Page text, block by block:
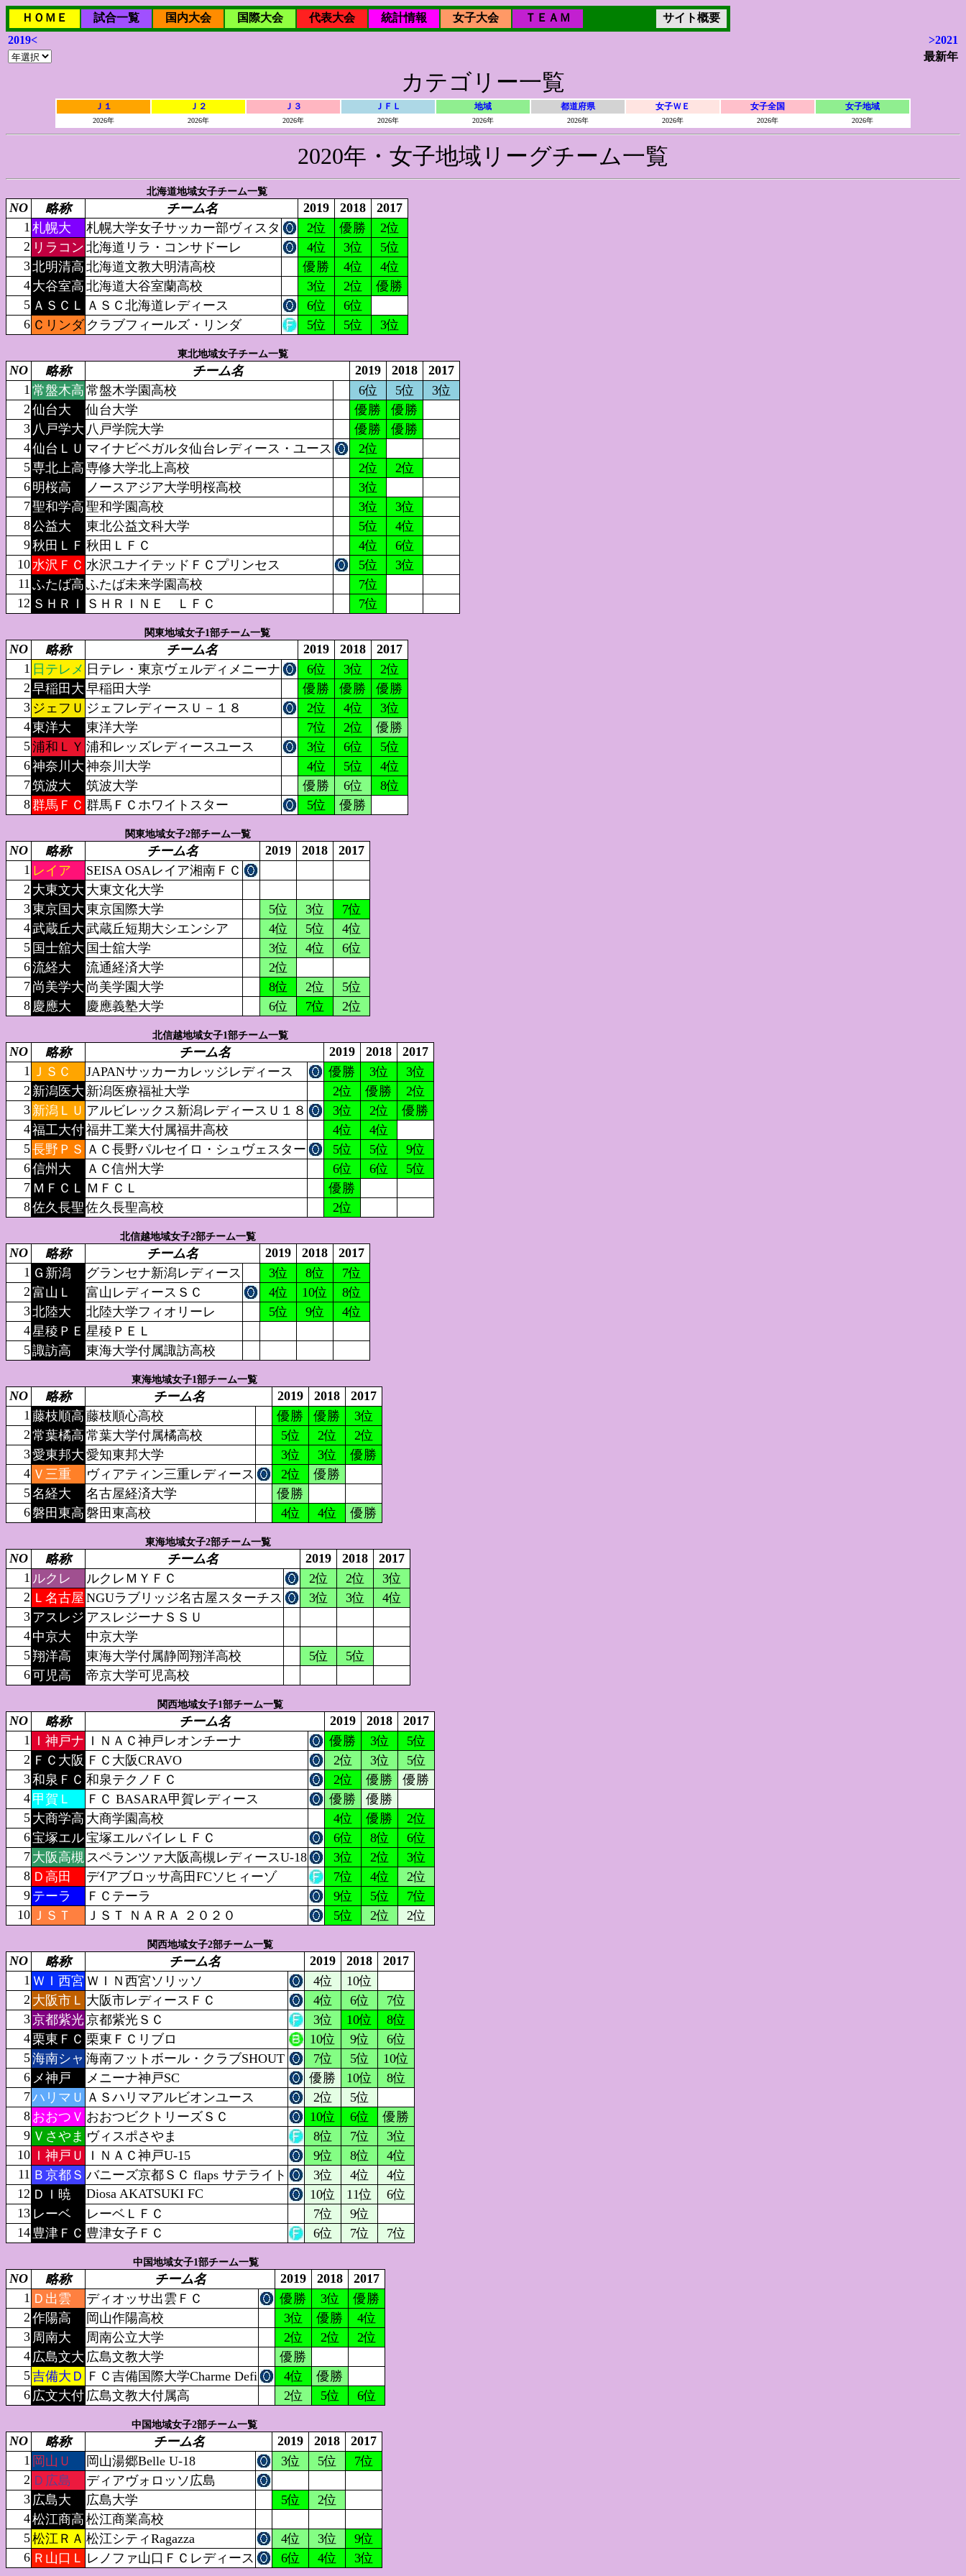
ＨＯＭＥ 試合一覧 国内大会 国際大会 代表大会 統計情報 女子大会 ＴＥＡＭ
サイト概要
2019<
>2021
最新年
カテゴリー一覧
Ｊ１ Ｊ２ Ｊ３ ＪＦＬ 地域 都道府県 女子ＷＥ 女子全国 女子地域
2026年 2026年 2026年 2026年 2026年 2026年 2026年 2026年 2026年
2020年・女子地域リーグチーム一覧
北海道地域女子チーム一覧
NO 略称 チーム名 2019 2018
2017
1 札幌大 札幌大学女子サッカー部ヴィスタ 2位 優勝
2位
2 リラコン 北海道リラ・コンサドーレ 4位 3位
5位
3北明清高 北海道文教大明清高校 優勝 4位
4位
4 大谷室高 北海道大谷室蘭高校 3位 2位
優勝
5 ＡＳＣＬ ＡＳＣ北海道レディース 6位
6位
6 Ｃリンダ クラブフィールズ・リンダ 5位 5位 3位
東北地域女子チーム一覧
NO 略称 チーム名 2019 2018
2017
1 常盤木高 常盤木学園高校 6位 5位
3位
2 仙台大 仙台大学 優勝
優勝
3 八戸学大 八戸学院大学 優勝
優勝
4仙台ＬＵ マイナビベガルタ仙台レディース・ユース
2位
5専北上高 専修大学北上高校 2位
2位
6 明桜高 ノースアジア大学明桜高校
3位
7聖和学高 聖和学園高校 3位
3位
8公益大 東北公益文科大学 5位
4位
9秋田ＬＦ 秋田ＬＦＣ 4位
6位
10水沢ＦＣ 水沢ユナイテッドＦＣプリンセス 5位
3位
11 ふたば高 ふたば未来学園高校
7位
12 ＳＨＲＩ ＳＨＲＩＮＥ ＬＦＣ 7位
関東地域女子1部チーム一覧
NO 略称 チーム名 2019 2018
2017
1 日テレメ 日テレ・東京ヴェルディメニーナ 6位 3位
2位
2 早稲田大 早稲田大学 優勝 優勝
優勝
3 ジェフＵ ジェフレディースＵ－１８ 2位 4位
3位
4東洋大 東洋大学 7位 2位
優勝
5浦和ＬＹ 浦和レッズレディースユース 3位 6位
5位
6神奈川大 神奈川大学 4位 5位
4位
7筑波大 筑波大学 優勝 6位
8位
8群馬ＦＣ 群馬ＦＣホワイトスター 5位 優勝
関東地域女子2部チーム一覧
NO 略称 チーム名 2019 2018
2017
1 レイア
SEISA OSAレイア湘南ＦＣ
2 大東文大 大東文化大学
3東京国大 東京国際大学 5位 3位
7位
4武蔵丘大 武蔵丘短期大シエンシア 4位 5位
4位
5 国士舘大 国士舘大学 3位 4位
6位
6流経大 流通経済大学
2位
7 尚美学大 尚美学園大学 8位 2位
5位
8 慶應大 慶應義塾大学 6位 7位 2位
北信越地域女子1部チーム一覧
NO 略称 チーム名 2019 2018
2017
1 ＪＳＣ JAPANサッカーカレッジレディース 優勝 3位
3位
2 新潟医大 新潟医療福祉大学 2位 優勝
2位
3 新潟ＬＵ アルビレックス新潟レディースＵ１８ 3位 2位
優勝
4福工大付福井工業大付属福井高校 4位
4位
5長野ＰＳ ＡＣ長野パルセイロ・シュヴェスター 5位 5位
9位
6信州大 ＡＣ信州大学 6位 6位
5位
7 ＭＦＣＬ ＭＦＣＬ
優勝
8佐久長聖 佐久長聖高校 2位
北信越地域女子2部チーム一覧
NO 略称 チーム名 2019 2018
2017
1 Ｇ新潟 グランセナ新潟レディース 3位 8位
7位
2 富山Ｌ 富山レディースＳＣ 4位 10位
8位
3北陸大 北陸大学フィオリーレ 5位 9位
4位
4星稜ＰＥ 星稜ＰＥＬ
5諏訪高 東海大学付属諏訪高校
東海地域女子1部チーム一覧
NO 略称 チーム名 2019 2018
2017
1 藤枝順高 藤枝順心高校 優勝 優勝
3位
2 常葉橘高 常葉大学付属橘高校 5位 2位
2位
3愛東邦大 愛知東邦大学 3位 3位
優勝
4 Ｖ三重 ヴィアティン三重レディース 2位
優勝
5名経大 名古屋経済大学
優勝
6 磐田東高 磐田東高校 4位 4位 優勝
東海地域女子2部チーム一覧
NO 略称 チーム名 2019 2018
2017
1 ルクレ ルクレＭＹＦＣ 2位 2位
3位
2 Ｌ名古屋 NGUラブリッジ名古屋スターチス 3位 3位
4位
3 アスレジ アスレジーナＳＳＵ
4 中京大
中京大学
5翔洋高 東海大学付属静岡翔洋高校 5位
5位
6可児高 帝京大学可児高校
関西地域女子1部チーム一覧
NO 略称 チーム名 2019 2018
2017
1 Ｉ神戸ナ ＩＮＡＣ神戸レオンチーナ 優勝 3位
5位
2 ＦＣ大阪 ＦＣ大阪CRAVO 2位 3位
5位
3和泉ＦＣ 和泉テクノＦＣ 2位 優勝
優勝
4 甲賀Ｌ ＦＣ BASARA甲賀レディース 優勝
優勝
5 大商学高 大商学園高校 4位 優勝
2位
6宝塚エル宝塚エルパイレＬＦＣ 6位 8位
6位
7 大阪高槻 スペランツァ大阪高槻レディースU-18 3位 2位
3位
8 Ｄ高田 デｲアブロッサ高田FCソヒィーゾ 7位 4位
2位
9 テーラ ＦＣテーラ 9位 5位
7位
10 ＪＳＴ ＪＳＴ ＮＡＲＡ ２０２０ 5位 2位 2位
関西地域女子2部チーム一覧
NO 略称 チーム名 2019 2018
2017
1 ＷＩ西宮 ＷＩＮ西宮ソリッソ 4位
10位
2 大阪市Ｌ 大阪市レディースＦＣ 4位 6位
7位
3京都紫光京都紫光ＳＣ 3位 10位
8位
4栗東ＦＣ 栗東ＦＣリブロ 10位 9位
6位
5海南シャ 海南フットボール・クラブSHOUT 7位 5位
10位
6 メ神戸 メニーナ神戸SC 優勝 10位
8位
7ハリマＵ ＡＳハリマアルビオンユース 2位
5位
8 おおつＶ おおつビクトリーズＳＣ 10位 6位
優勝
9 Ｖさやま ヴィスポさやま 8位 7位
3位
10 Ｉ神戸Ｕ ＩＮＡＣ神戸U-15 9位 8位
4位
11 Ｂ京都Ｓ バニーズ京都ＳＣ flaps サテライト 3位 4位
4位
12 ＤＩ暁 Diosa AKATSUKI FC 10位 11位
6位
13 レーベ レーベＬＦＣ 7位
9位
14 豊津ＦＣ 豊津女子ＦＣ 6位 7位 7位
中国地域女子1部チーム一覧
NO 略称 チーム名 2019 2018
2017
1 Ｄ出雲 ディオッサ出雲ＦＣ 優勝 3位
優勝
2 作陽高 岡山作陽高校 3位 優勝
4位
3 周南大 周南公立大学 2位 2位
2位
4 広島文大 広島文教大学
優勝
5吉備大Ｄ ＦＣ吉備国際大学Charme Defi 4位
優勝
6 広文大付 広島文教大付属高 2位 5位 6位
中国地域女子2部チーム一覧
NO 略称 チーム名 2019 2018
2017
1 岡山Ｕ 岡山湯郷Belle U-18 3位 5位
7位
2 Ｄ広島
ディアヴォロッソ広島
3 広島大 広島大学 5位
2位
4松江商高 松江商業高校
5松江ＲＡ 松江シティRagazza 4位 3位
9位
6 Ｒ山口Ｌ レノファ山口ＦＣレディース 6位 4位 3位